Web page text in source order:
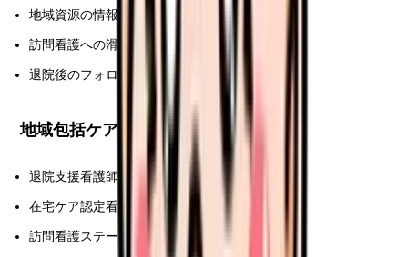
地域資源の情報提供
訪問看護への滑らかな引き継ぎ
退院後のフォロー電話
地域包括ケア病棟のキャリアパス
退院支援看護師・退院調整看護師
在宅ケア認定看護師
訪問看護ステーション転職